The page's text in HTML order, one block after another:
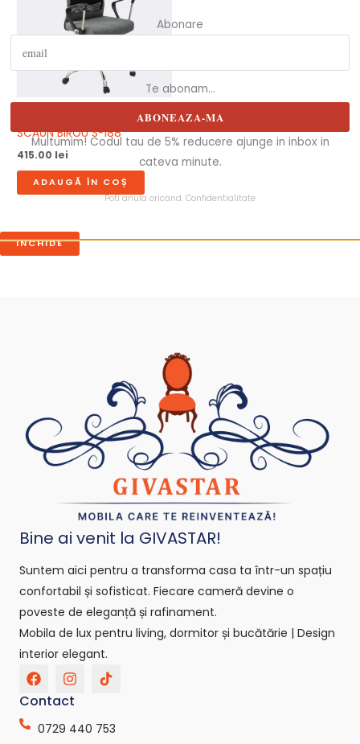
SCAUN BIROU S-188
415.00 lei
ADAUGĂ ÎN COȘ
Bine ai venit la GIVASTAR!
Suntem aici pentru a transforma casa ta într-un spațiu
confortabil și sofisticat. Fiecare cameră devine o
poveste de eleganță și rafinament.
Mobila de lux pentru living, dormitor și bucătărie | Design
interior elegant.
F
a
c
b
I
n
s
a
T
i
o
Contact
0729 440 753
Abonare
Te abonam...
ABONEAZA-MA
Multumim! Codul tau de 5% reducere ajunge in inbox in
cateva minute.
Poti anula oricand. Confidentialitate
INCHIDE